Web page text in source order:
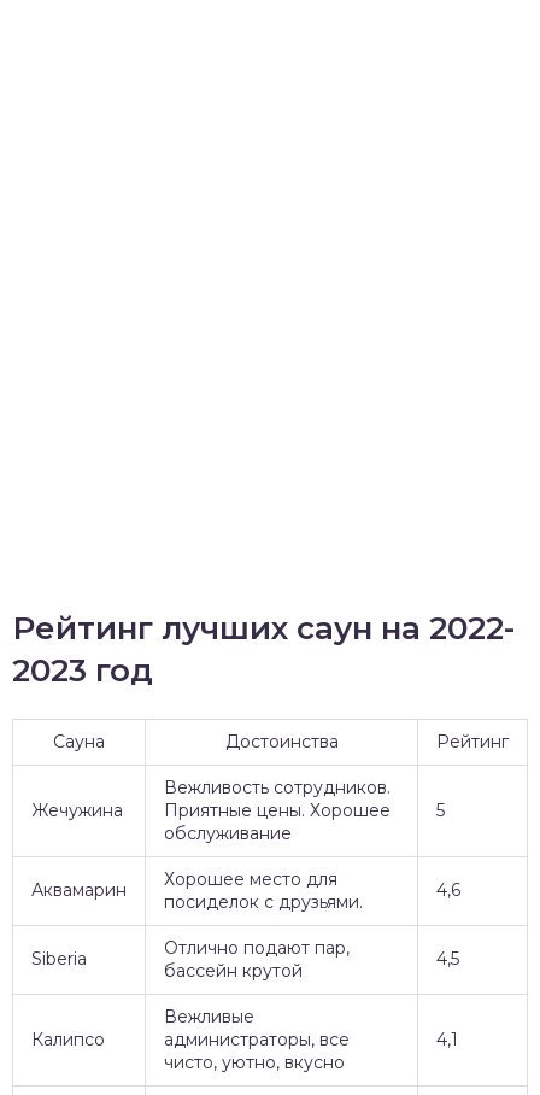
Рейтинг лучших саун на 2022-
2023 год
Сауна Достоинства Рейтинг
Жечужина
Вежливость сотрудников.
Приятные цены. Хорошее
обслуживание
5
Аквамарин
Хорошее место для
посиделок с друзьями.
4,6
Siberia
Отлично подают пар,
бассейн крутой
4,5
Калипсо
Вежливые
администраторы, все
чисто, уютно, вкусно
4,1